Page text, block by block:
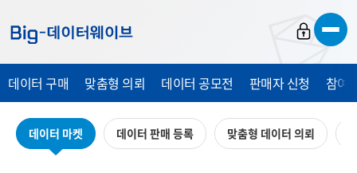
가
가
가
데이터 구매 맞춤형 의뢰 데이터 공모전 판매자 신청 참여
데이터 마켓 데이터 판매 등록 맞춤형 데이터 의뢰